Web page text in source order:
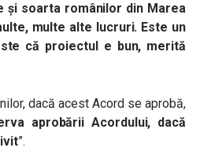
soarta românilor din Marea
multe alte lucruri. Este un
că proiectul e bun, merită
dacă acest Acord se aprobă,
aprobării Acordului, dacă
”.